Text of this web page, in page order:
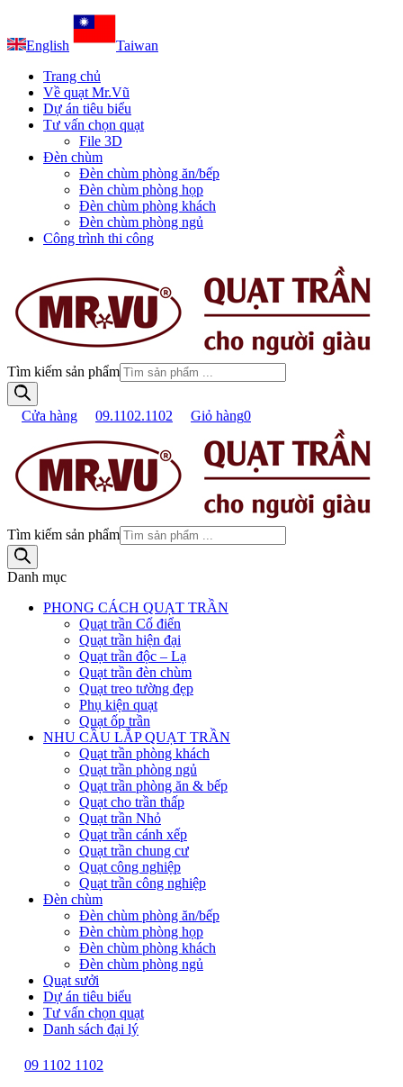
English
Taiwan
Trang chủ
Về quạt Mr.Vũ
Dự án tiêu biểu
Tư vấn chọn quạt
File 3D
Đèn chùm
Đèn chùm phòng ăn/bếp
Đèn chùm phòng họp
Đèn chùm phòng khách
Đèn chùm phòng ngủ
Công trình thi công
Tìm kiếm sản phẩm
Cửa hàng 09.1102.1102 Giỏ hàng0
Tìm kiếm sản phẩm
Danh mục
PHONG CÁCH QUẠT TRẦN
Quạt trần Cổ điển
Quạt trần hiện đại
Quạt trần độc – Lạ
Quạt trần đèn chùm
Quạt treo tường đẹp
Phụ kiện quạt
Quạt ốp trần
NHU CẦU LẮP QUẠT TRẦN
Quạt trần phòng khách
Quạt trần phòng ngủ
Quạt trần phòng ăn & bếp
Quạt cho trần thấp
Quạt trần Nhỏ
Quạt trần cánh xếp
Quạt trần chung cư
Quạt công nghiệp
Quạt trần công nghiệp
Đèn chùm
Đèn chùm phòng ăn/bếp
Đèn chùm phòng họp
Đèn chùm phòng khách
Đèn chùm phòng ngủ
Quạt sưởi
Dự án tiêu biểu
Tư vấn chọn quạt
Danh sách đại lý
09 1102 1102